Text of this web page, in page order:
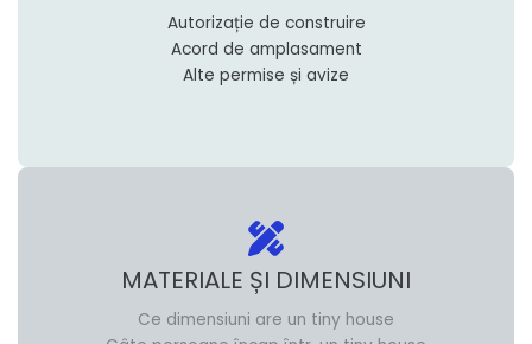
Autorizație de construire
Acord de amplasament
Alte permise și avize
MATERIALE ȘI DIMENSIUNI
Ce dimensiuni are un tiny house